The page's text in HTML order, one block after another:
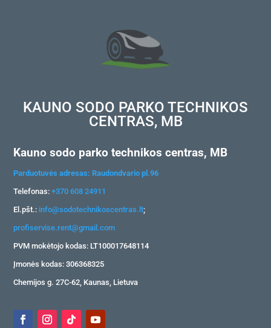
KAUNO SODO PARKO TECHNIKOS
CENTRAS, MB
Kauno sodo parko technikos centras, MB
Parduotuvės adresas: Raudondvario pl.96
Telefonas:+370 608 24911
El.pšt.: info@sodotechnikoscentras.lt;
profiservise.rent@gmail.com
PVM mokėtojo kodas: LT100017648114
Įmonės kodas: 306368325
Chemijos g. 27C-62, Kaunas, Lietuva